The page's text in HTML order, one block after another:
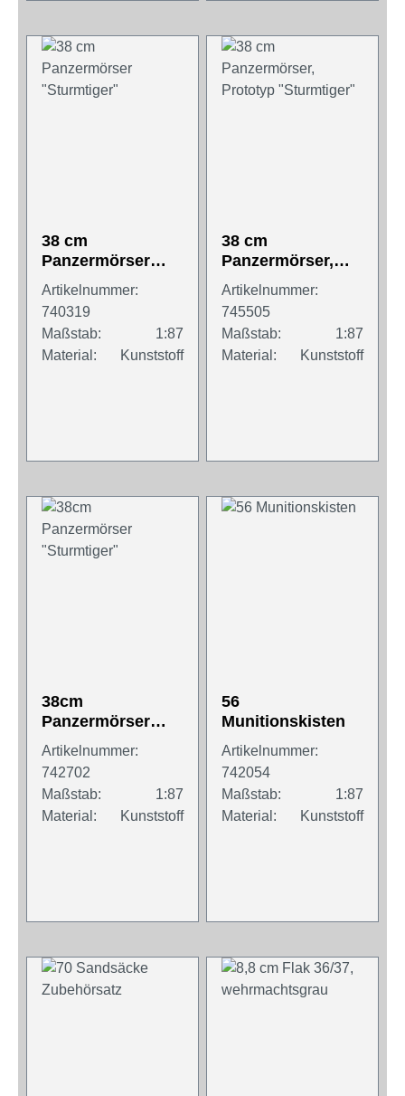
38 cm
Panzermörser
"Sturmtiger"
Artikelnummer:
740319
Maßstab:
1:87
Material:
Kunststoff
38 cm
Panzermörser,
Prototyp
"Sturmtiger"
Artikelnummer:
745505
Maßstab:
1:87
Material:
Kunststoff
38cm
Panzermörser
"Sturmtiger"
Artikelnummer:
742702
Maßstab:
1:87
Material:
Kunststoff
56
Munitionskisten
Artikelnummer:
742054
Maßstab:
1:87
Material:
Kunststoff